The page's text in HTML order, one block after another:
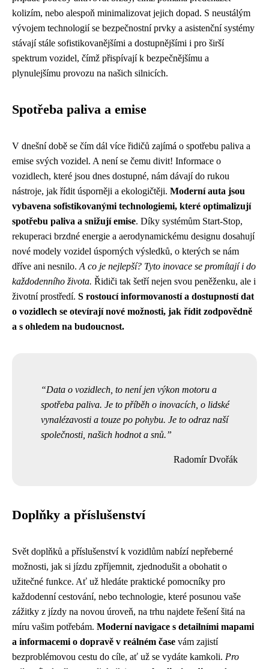
kolizím, nebo alespoň minimalizovat jejich dopad. S neustálým
vývojem technologií se bezpečnostní prvky a asistenční systémy
stávají stále sofistikovanějšími a dostupnějšími i pro širší
spektrum vozidel, čímž přispívají k bezpečnějšímu a
plynulejšímu provozu na našich silnicích.
Spotřeba paliva a emise
V dnešní době se čím dál více řidičů zajímá o spotřebu paliva a
emise svých vozidel. A není se čemu divit! Informace o
vozidlech, které jsou dnes dostupné, nám dávají do rukou
nástroje, jak řídit úsporněji a ekologičtěji. Moderní auta jsou
vybavena sofistikovanými technologiemi, které optimalizují
spotřebu paliva a snižují emise. Díky systémům Start-Stop,
rekuperaci brzdné energie a aerodynamickému designu dosahují
nové modely vozidel úsporných výsledků, o kterých se nám
dříve ani nesnilo. A co je nejlepší? Tyto inovace se promítají i do
každodenního života. Řidiči tak šetří nejen svou peněženku, ale i
životní prostředí. S rostoucí informovaností a dostupností dat
o vozidlech se otevírají nové možnosti, jak řídit zodpovědně
a s ohledem na budoucnost.
Data o vozidlech, to není jen výkon motoru a
spotřeba paliva. Je to příběh o inovacích, o lidské
vynalézavosti a touze po pohybu. Je to odraz naší
společnosti, našich hodnot a snů.
Radomír Dvořák
Doplňky a příslušenství
Svět doplňků a příslušenství k vozidlům nabízí nepřeberné
možnosti, jak si jízdu zpříjemnit, zjednodušit a obohatit o
užitečné funkce. Ať už hledáte praktické pomocníky pro
každodenní cestování, nebo technologie, které posunou vaše
zážitky z jízdy na novou úroveň, na trhu najdete řešení šitá na
míru vašim potřebám. Moderní navigace s detailními mapami
a informacemi o dopravě v reálném čase vám zajistí
bezproblémovou cestu do cíle, ať už se vydáte kamkoli. Pro